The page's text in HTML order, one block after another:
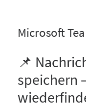
Microsoft
📌
speichern